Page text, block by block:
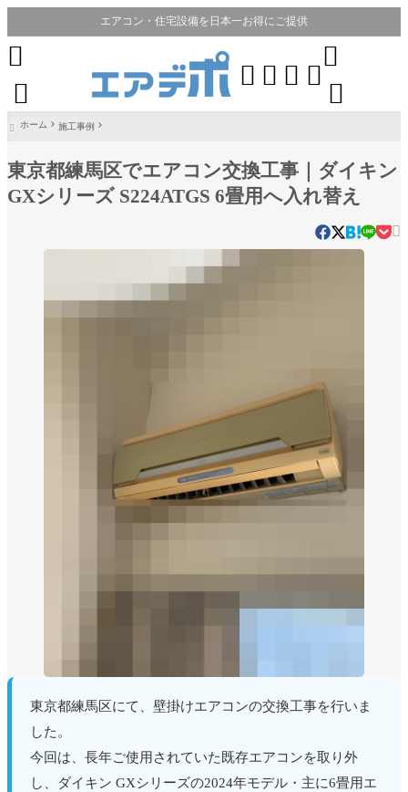
エアコン・住宅設備を日本一お得にご提供
   




 ホーム 施工事例
東京都練馬区でエアコン交換工事｜ダイキン
GXシリーズ S224ATGS 6畳用へ入れ替え

東京都練馬区にて、壁掛けエアコンの交換工事を行いま
した。
今回は、長年ご使用されていた既存エアコンを取り外
し、ダイキン GXシリーズの2024年モデル・主に6畳用エ